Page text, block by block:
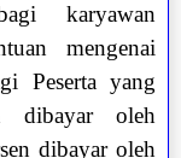
karyawan
mengenai
Peserta yang
dibayar oleh
dibayar oleh